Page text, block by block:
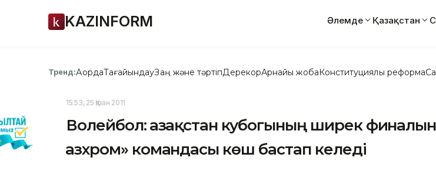
KAZINFORM Әлемде Қазақстан
Тренд:АқордаТағайындауЗаң және тәртіпДерекқорАрнайы жобаКонституциялық реформа
15:53, 25 Қазан 2011
Волейбол: Қазақстан кубогының ширек
Қазхром» командасы көш бастап келеді